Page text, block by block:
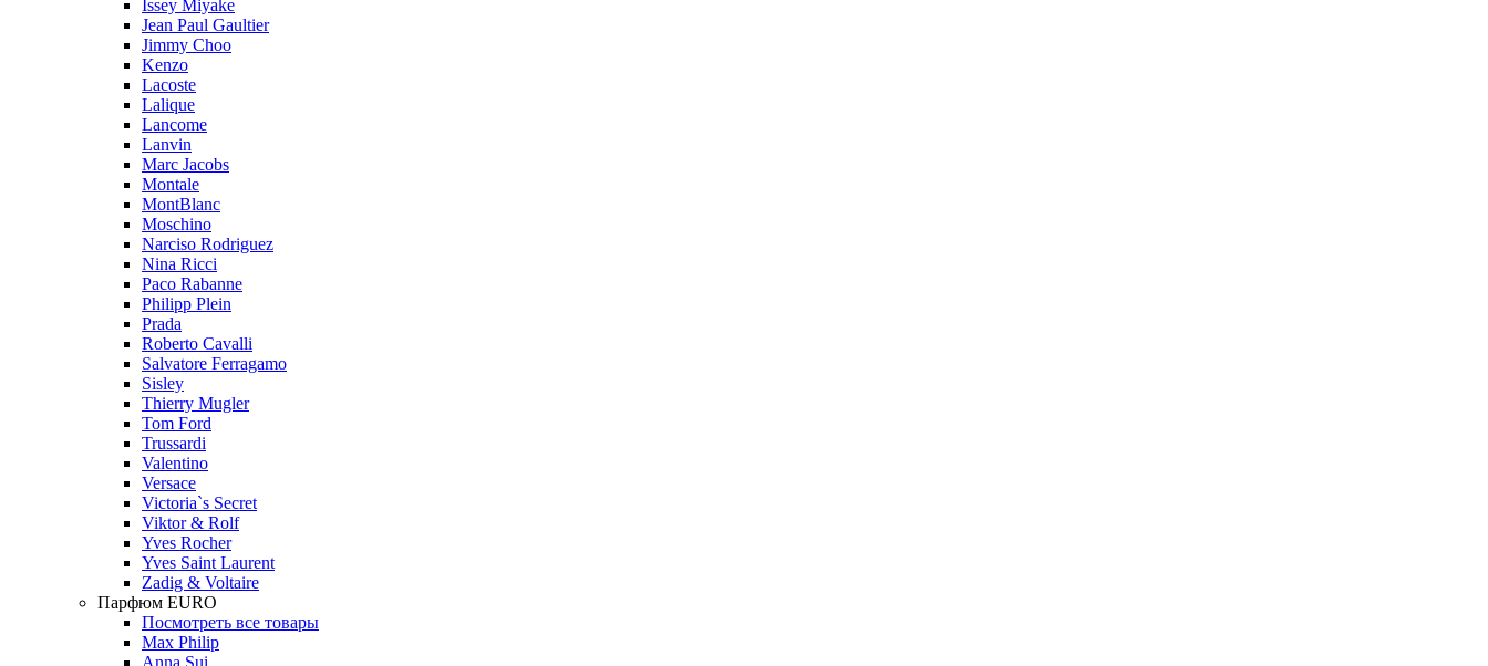
Issey Miyake
Jean Paul Gaultier
Jimmy Choo
Kenzo
Lacoste
Lalique
Lancome
Lanvin
Marc Jacobs
Montale
MontBlanc
Moschino
Narciso Rodriguez
Nina Ricci
Paco Rabanne
Philipp Plein
Prada
Roberto Cavalli
Salvatore Ferragamo
Sisley
Thierry Mugler
Tom Ford
Trussardi
Valentino
Versace
Victoria`s Secret
Viktor & Rolf
Yves Rocher
Yves Saint Laurent
Zadig & Voltaire
Парфюм EURO
Посмотреть все товары
Max Philip
Anna Sui